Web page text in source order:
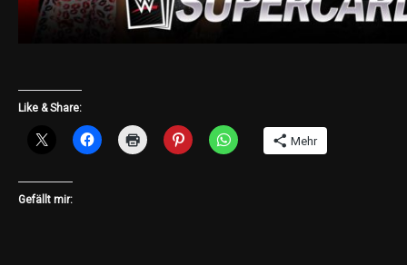
Like & Share:
Mehr
Gefällt mir: